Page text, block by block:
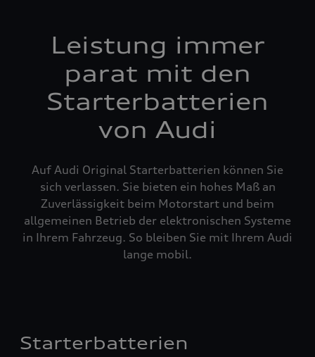
Leistung immer
parat mit den
Starterbatterien
von Audi
Auf Audi Original Starterbatterien können Sie
sich verlassen. Sie bieten ein hohes Maß an
Zuverlässigkeit beim Motorstart und beim
allgemeinen Betrieb der elektronischen Systeme
in Ihrem Fahrzeug. So bleiben Sie mit Ihrem Audi
lange mobil.
Starterbatterien